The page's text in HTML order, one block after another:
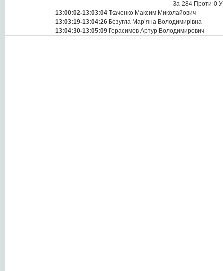
За-284 Проти-0
13:00:02-13:03:04 Ткаченко Максим Миколайович
13:03:19-13:04:26 Безугла Мар’яна Володимирівна
13:04:30-13:05:09 Герасимов Артур Володимирович